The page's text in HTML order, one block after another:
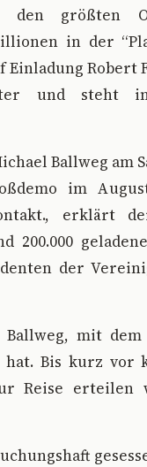
größten
in der
Robert
und steht
Ballweg am
im
erklärt
200.000
der
mit
Bis kurz vor
Reise erteilen